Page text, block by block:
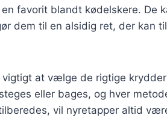
favorit blandt kødelskere. De
dem til en alsidig ret, der kan
at vælge de rigtige
eller bages, og hver
vil nyretapper altid